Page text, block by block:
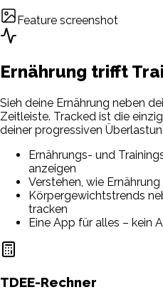
Feature screenshot
Ernährung trifft
Sieh deine Ernährung neben
Zeitleiste. Tracked ist die
deiner progressiven
Ernährungs- und
anzeigen
Verstehen, wie
Körpergewichtstrends
tracken
Eine App für alles – kein
TDEE-Rechner